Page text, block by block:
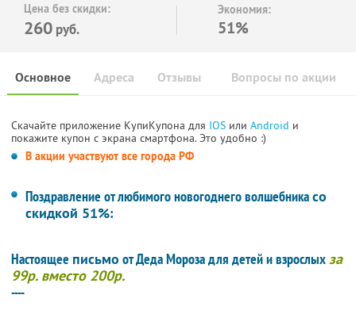
Цена без скидки:
260 руб.
Экономия:
51%
Основное Отзывы Вопросы по акции
Адреса
Скачайте приложение КупиКупона для IOS или Android и
покажите купон с экрана смартфона. Это удобно :)
В акции участвуют все города РФ
Поздравление от любимого новогоднего волшебникасо
скидкой 51%:
Настоящее письмо от Деда Мороза для детей и взрослыхза
99р. вместо 200р.
----